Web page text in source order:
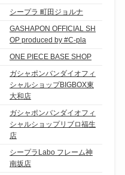
シープラ 町田ジョルナ
GASHAPON OFFICIAL SH
OP produced by #C-pla
ONE PIECE BASE SHOP
ガシャポンバンダイオフィ
シャルショップBIGBOX東
大和店
ガシャポンバンダイオフィ
シャルショップリブロ福生
店
シープラLabo フレーム神
南坂店